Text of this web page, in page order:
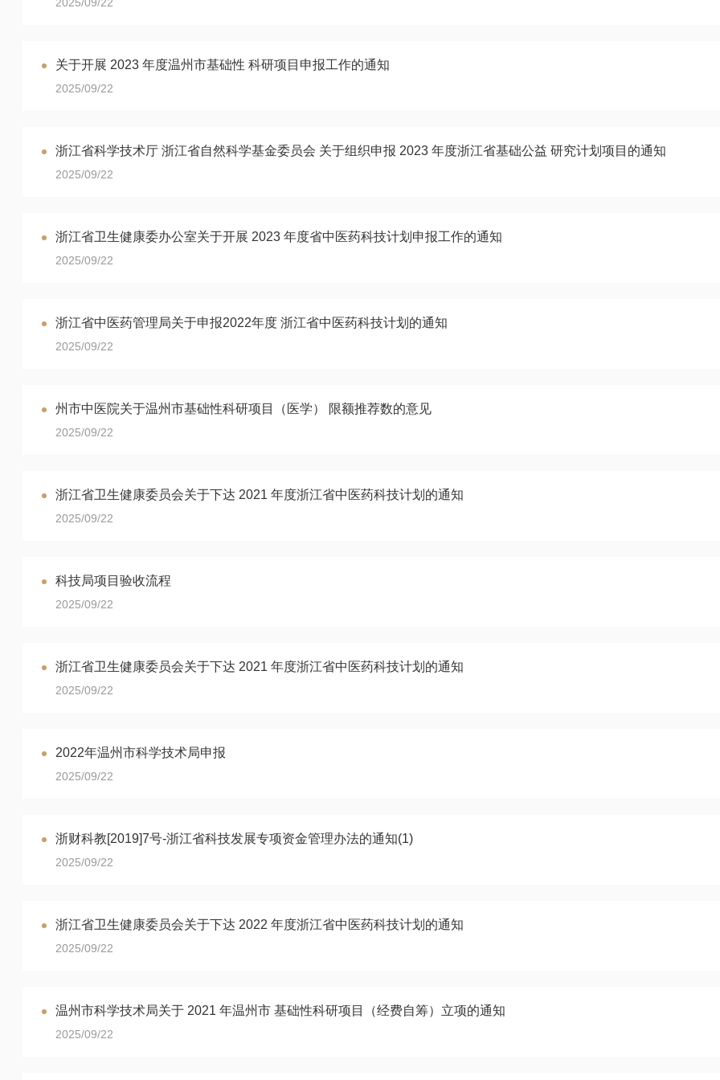
关于开展 2023 年度温州市基础性 科研项目申报工作的通知
2025/09/22
浙江省科学技术厅 浙江省自然科学基金委员会 关于组织申报 2023 年度浙江省基础公益 研究计划项目的通知
2025/09/22
浙江省卫生健康委办公室关于开展 2023 年度省中医药科技计划申报工作的通知
2025/09/22
浙江省中医药管理局关于申报2022年度 浙江省中医药科技计划的通知
2025/09/22
州市中医院关于温州市基础性科研项目（医学） 限额推荐数的意见
2025/09/22
浙江省卫生健康委员会关于下达 2021 年度浙江省中医药科技计划的通知
2025/09/22
科技局项目验收流程
2025/09/22
浙江省卫生健康委员会关于下达 2021 年度浙江省中医药科技计划的通知
2025/09/22
2022年温州市科学技术局申报
2025/09/22
浙财科教[2019]7号-浙江省科技发展专项资金管理办法的通知(1)
2025/09/22
浙江省卫生健康委员会关于下达 2022 年度浙江省中医药科技计划的通知
2025/09/22
温州市科学技术局关于 2021 年温州市 基础性科研项目（经费自筹）立项的通知
2025/09/22